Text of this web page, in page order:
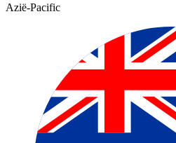
Azië-Pacific​​